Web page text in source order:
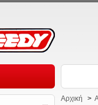
Αρχική >